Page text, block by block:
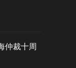
仲裁十周